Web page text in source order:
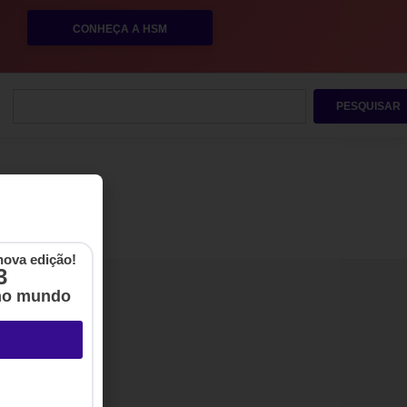
CONHEÇA A HSM
PESQUISAR
edição!
mundo